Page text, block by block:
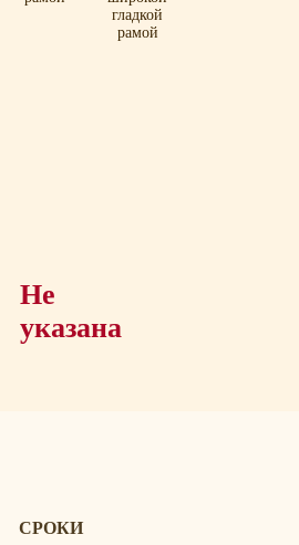
гладкой
рамой
Не
указана
СРОКИ